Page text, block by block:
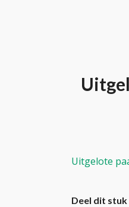
Uitgelote
Deel dit stuk